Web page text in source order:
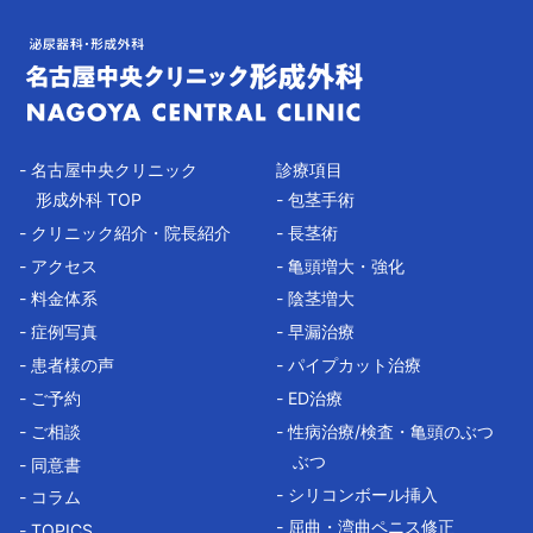
- 名古屋中央クリニック
形成外科 TOP
- クリニック紹介・院長紹介
- アクセス
- 料金体系
- 症例写真
- 患者様の声
- ご予約
- ご相談
- 同意書
- コラム
診療項目
- 包茎手術
- 長茎術
- 亀頭増大・強化
- 陰茎増大
- 早漏治療
- パイプカット治療
- ED治療
- 性病治療/検査・亀頭のぶつ
ぶつ
- シリコンボール挿入
- 屈曲・湾曲ペニス修正